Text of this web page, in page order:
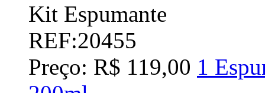
Kit Espumante
REF:20455
Preço: R$ 119,00 1